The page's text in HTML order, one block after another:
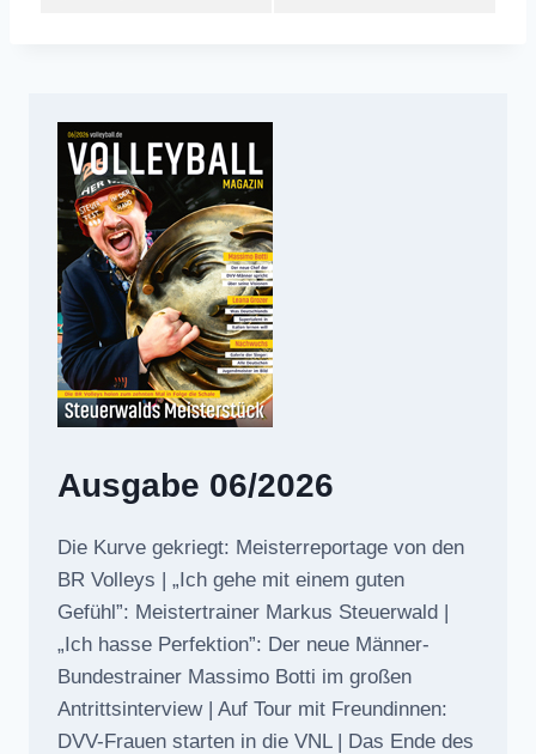
Ausgabe 06/2026
Die Kurve gekriegt: Meisterreportage von den
BR Volleys | „Ich gehe mit einem guten
Gefühl”: Meistertrainer Markus Steuerwald |
„Ich hasse Perfektion”: Der neue Männer-
Bundestrainer Massimo Botti im großen
Antrittsinterview | Auf Tour mit Freundinnen:
DVV-Frauen starten in die VNL | Das Ende des